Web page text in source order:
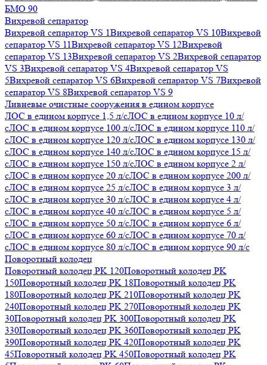
БМО 90
Вихревой сепаратор
Вихревой сепаратор VS 1Вихревой сепаратор VS 10Вихревой
сепаратор VS 11Вихревой сепаратор VS 12Вихревой
сепаратор VS 13Вихревой сепаратор VS 2Вихревой сепаратор
VS 3Вихревой сепаратор VS 4Вихревой сепаратор VS
5Вихревой сепаратор VS 6Вихревой сепаратор VS 7Вихревой
сепаратор VS 8Вихревой сепаратор VS 9
Ливневые очистные сооружения в едином корпусе
ЛОС в едином корпусе 1,5 л/сЛОС в едином корпусе 10 л/
сЛОС в едином корпусе 100 л/сЛОС в едином корпусе 110 л/
сЛОС в едином корпусе 120 л/сЛОС в едином корпусе 130 л/
сЛОС в едином корпусе 140 л/сЛОС в едином корпусе 15 л/
сЛОС в едином корпусе 150 л/сЛОС в едином корпусе 2 л/
сЛОС в едином корпусе 20 л/сЛОС в едином корпусе 200 л/
сЛОС в едином корпусе 25 л/сЛОС в едином корпусе 3 л/
сЛОС в едином корпусе 30 л/сЛОС в едином корпусе 4 л/
сЛОС в едином корпусе 40 л/сЛОС в едином корпусе 5 л/
сЛОС в едином корпусе 50 л/сЛОС в едином корпусе 6 л/
сЛОС в едином корпусе 60 л/сЛОС в едином корпусе 70 л/
сЛОС в едином корпусе 80 л/сЛОС в едином корпусе 90 л/с
Поворотный колодец
Поворотный колодец PK 120Поворотный колодец PK
150Поворотный колодец PK 18Поворотный колодец PK
180Поворотный колодец PK 210Поворотный колодец PK
240Поворотный колодец PK 270Поворотный колодец PK
30Поворотный колодец PK 300Поворотный колодец PK
330Поворотный колодец PK 360Поворотный колодец PK
390Поворотный колодец PK 420Поворотный колодец PK
45Поворотный колодец PK 450Поворотный колодец PK